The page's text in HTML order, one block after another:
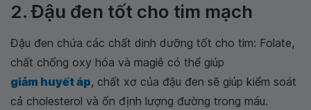
2. Đậu đen tốt cho tim mạch
Đậu đen chứa các chất dinh dưỡng tốt cho tim: Folate,
chất chống oxy hóa và magiê có thể giúp
giảm huyết áp, chất xơ của đậu đen sẽ giúp kiểm soát
cả cholesterol và ổn định lượng đường trong máu.